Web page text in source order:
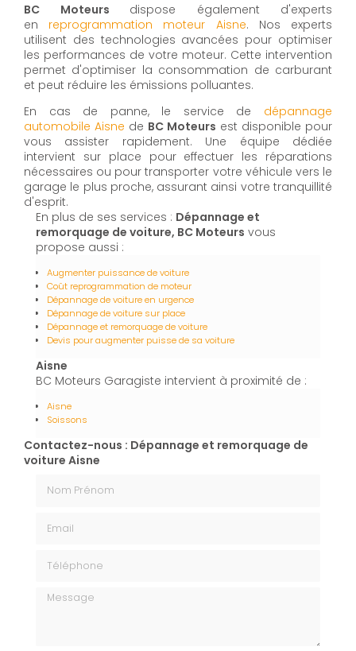
BC Moteurs dispose également d'experts
en
reprogrammation moteur Aisne. Nos experts
utilisent des technologies avancées pour optimiser
les performances de votre moteur. Cette intervention
permet d'optimiser la consommation de carburant
et peut réduire les émissions polluantes.
En cas de panne, le service de dépannage
automobile Aisne de BC Moteurs est disponible pour
vous assister rapidement. Une équipe dédiée
intervient sur place pour effectuer les réparations
nécessaires ou pour transporter votre véhicule vers le
garage le plus proche, assurant ainsi votre tranquillité
d'esprit.
En plus de ses services : Dépannage et
remorquage de voiture, BC Moteurs vous
propose aussi :
Augmenter puissance de voiture
Coût reprogrammation de moteur
Dépannage de voiture en urgence
Dépannage de voiture sur place
Dépannage et remorquage de voiture
Devis pour augmenter puisse de sa voiture
Aisne
BC Moteurs Garagiste intervient à proximité de :
Aisne
Soissons
Contactez-nous : Dépannage et remorquage de
voiture Aisne
Message